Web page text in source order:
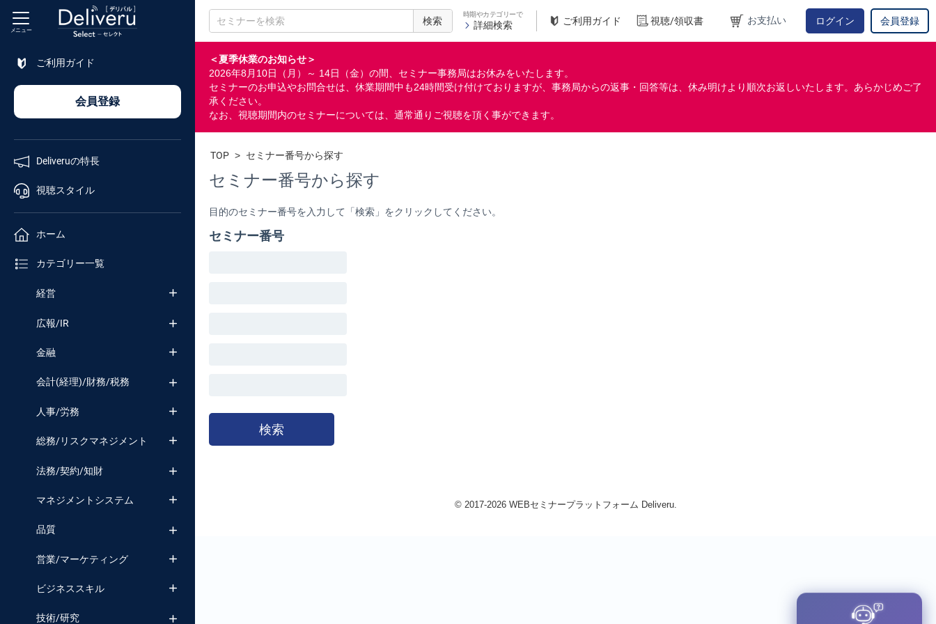
検索
時期やカテゴリーで
詳細検索 ご利用ガイド 視聴/領収書 お支払い ログイン 会員登録
＜夏季休業のお知らせ＞
2026年8月10日（月）～ 14日（金）の間、セミナー事務局はお休みをいたします。
セミナーのお申込やお問合せは、休業期間中も24時間受け付けておりますが、事務局からの返事・回答等は、休み明けより順次お返しいたします。あらかじめご了
承ください。
なお、視聴期間内のセミナーについては、通常通りご視聴を頂く事ができます。
メニュー
ご利用ガイド
会員登録
Deliveruの特長
視聴スタイル
ホーム
カテゴリー一覧
経営
広報/IR
金融
会計(経理)/財務/税務
人事/労務
総務/リスクマネジメント
法務/契約/知財
マネジメントシステム
品質
営業/マーケティング
ビジネススキル
技術/研究
企業
チャンネル
TOP > セミナー番号から探す
セミナー番号から探す
目的のセミナー番号を入力して「検索」をクリックしてください。
セミナー番号
検索
© 2017-2026 WEBセミナープラットフォーム Deliveru.